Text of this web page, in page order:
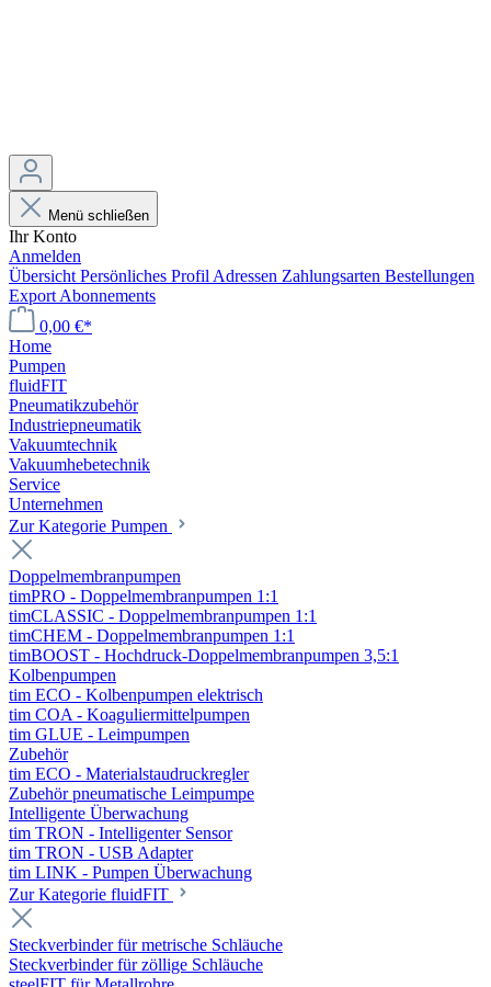
Menü schließen
Ihr Konto
Anmelden
Übersicht Persönliches Profil Adressen Zahlungsarten Bestellungen
Export Abonnements
0,00 €*
Home
Pumpen
fluidFIT
Pneumatikzubehör
Industriepneumatik
Vakuumtechnik
Vakuumhebetechnik
Service
Unternehmen
Zur Kategorie Pumpen
Doppelmembranpumpen
timPRO - Doppelmembranpumpen 1:1
timCLASSIC - Doppelmembranpumpen 1:1
timCHEM - Doppelmembranpumpen 1:1
timBOOST - Hochdruck-Doppelmembranpumpen 3,5:1
Kolbenpumpen
tim ECO - Kolbenpumpen elektrisch
tim COA - Koaguliermittelpumpen
tim GLUE - Leimpumpen
Zubehör
tim ECO - Materialstaudruckregler
Zubehör pneumatische Leimpumpe
Intelligente Überwachung
tim TRON - Intelligenter Sensor
tim TRON - USB Adapter
tim LINK - Pumpen Überwachung
Zur Kategorie fluidFIT
Steckverbinder für metrische Schläuche
Steckverbinder für zöllige Schläuche